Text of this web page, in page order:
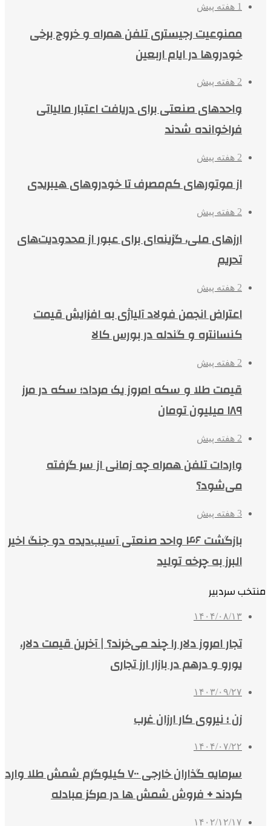
1 هفته پیش
ممنوعیت رجیستری تلفن همراه و خروج برخی
خودروها در ایام اربعین
2 هفته پیش
واحدهای صنعتی برای دریافت اعتبار مالیاتی
فراخوانده شدند
2 هفته پیش
از موتورهای کم‌مصرف تا خودروهای هیبریدی
2 هفته پیش
ارزهای ملی، گزینه‌ای برای عبور از محدودیت‌های
تحریم
2 هفته پیش
اعتراض انجمن فولاد آلیاژی به افزایش قیمت
کنسانتره و گندله در بورس کالا
2 هفته پیش
قیمت طلا و سکه امروز یک مرداد؛ سکه در مرز
۱۸۹ میلیون تومان
2 هفته پیش
واردات تلفن همراه چه زمانی از سر گرفته
می‌شود؟
3 هفته پیش
بازگشت ۴۶ واحد صنعتی آسیب‌دیده دو جنگ اخیر
البرز به چرخه تولید
منتخب سردبیر
۱۴۰۴/۰۸/۱۳
تجار امروز دلار را چند می‌خرند؟ | آخرین قیمت دلار،
یورو و درهم در بازار ارز تجاری
۱۴۰۳/۰۹/۲۷
زن ؛ نیروی کار ارزان غرب
۱۴۰۴/۰۷/۲۲
سرمایه گذاران خارجی ۷۰۰ کیلوگرم شمش طلا وارد
کردند + فروش شمش ها در مرکز مبادله
۱۴۰۲/۱۲/۱۷